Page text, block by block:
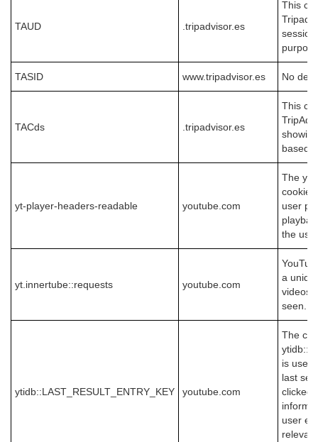
TAUD .tripadvisor.es
This
TASID www.tripadvisor.es No
TACds .tripadvisor.es
This
based
yt-player-headers-readable youtube.com
The yt-
cookie
user
the
yt.innertube::requests youtube.com
a
videos
seen.
ytidb::LAST_RESULT_ENTRY_KEY youtube.com
The
is used
last
clicked
user